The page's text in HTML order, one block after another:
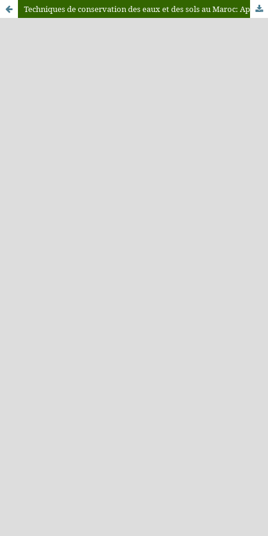
Techniques de conservation des eaux et des sols au Maroc: Aperçu et perspectives